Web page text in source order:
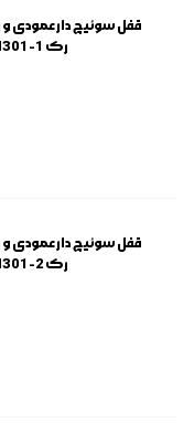
قفل سوئیچ دار عمودی و
رک JN301-1
قفل سوئیچ دار عمودی و
رک JN301-2